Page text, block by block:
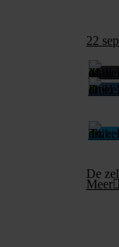
22
De
Meer